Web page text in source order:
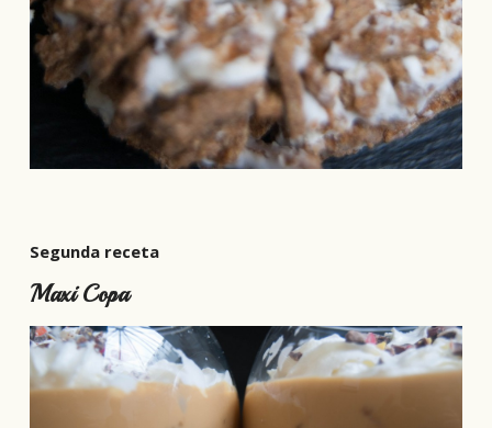
Segunda receta
Maxi Copa